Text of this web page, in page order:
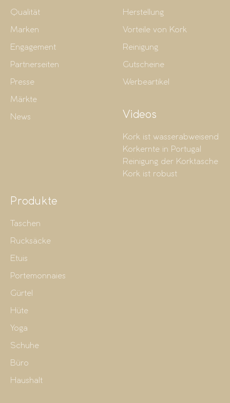
Qualität
Marken
Engagement
Partnerseiten
Presse
Märkte
News
Herstellung
Vorteile von Kork
Reinigung
Gutscheine
Werbeartikel
Videos
Kork ist wasserabweisend
Korkernte in Portugal
Reinigung der Korktasche
Kork ist robust
Produkte
Taschen
Rucksäcke
Etuis
Portemonnaies
Gürtel
Hüte
Yoga
Schuhe
Büro
Haushalt